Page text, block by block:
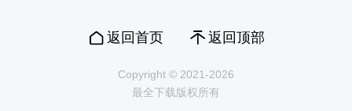
返回首页 返回顶部
Copyright © 2021-2026
最全下载版权所有